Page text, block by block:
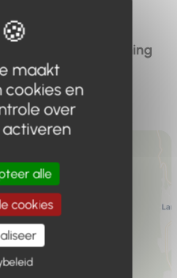
in een gezinswoning
maakt
cookies en
over
alle
cookies